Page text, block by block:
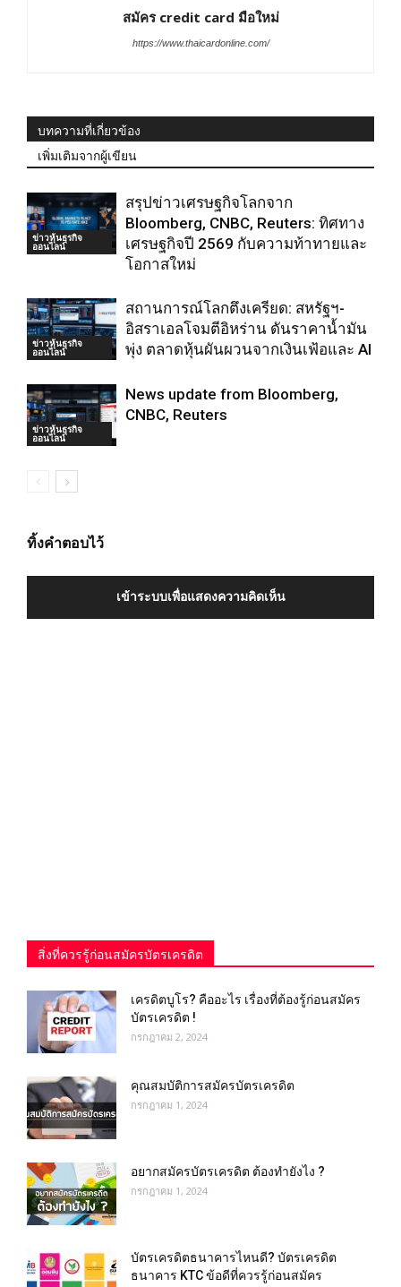
สมัคร credit card มือใหม่
https://www.thaicardonline.com/
บทความที่เกี่ยวข้อง
เพิ่มเติมจากผู้เขียน
ข่าวหุ้นธุรกิจ
ออนไลน์
สรุปข่าวเศรษฐกิจโลกจาก
Bloomberg, CNBC, Reuters: ทิศทาง
เศรษฐกิจปี 2569 กับความท้าทายและ
โอกาสใหม่
ข่าวหุ้นธุรกิจ
ออนไลน์
สถานการณ์โลกตึงเครียด: สหรัฐฯ-
อิสราเอลโจมตีอิหร่าน ดันราคาน้ำมัน
พุ่ง ตลาดหุ้นผันผวนจากเงินเฟ้อและ AI
ข่าวหุ้นธุรกิจ
ออนไลน์
News update from Bloomberg,
CNBC, Reuters
ทิ้งคำตอบไว้
เข้าระบบเพื่อแสดงความคิดเห็น
สิ่งที่ควรรู้ก่อนสมัครบัตรเครดิต
เครดิตบูโร? คืออะไร เรื่องที่ต้องรู้ก่อนสมัคร
บัตรเครดิต !
กรกฎาคม 2, 2024
คุณสมบัติการสมัครบัตรเครดิต
กรกฎาคม 1, 2024
อยากสมัครบัตรเครดิต ต้องทำยังไง ?
กรกฎาคม 1, 2024
บัตรเครดิตธนาคารไหนดี? บัตรเครดิต
ธนาคาร KTC ข้อดีที่ควรรู้ก่อนสมัคร